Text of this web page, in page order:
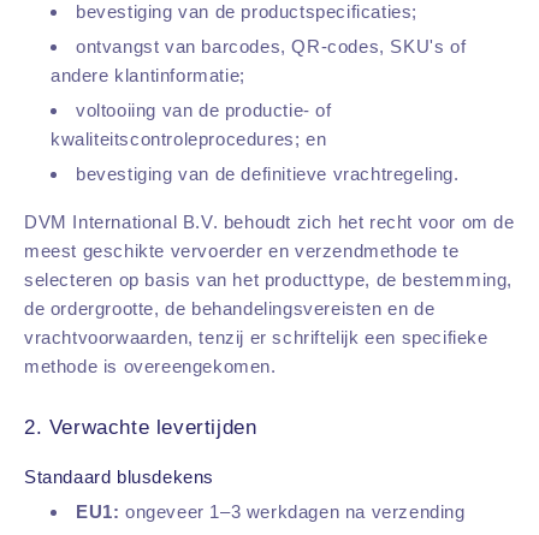
bevestiging van de productspecificaties;
ontvangst van barcodes, QR-codes, SKU's of
andere klantinformatie;
voltooiing van de productie- of
kwaliteitscontroleprocedures; en
bevestiging van de definitieve vrachtregeling.
DVM International B.V. behoudt zich het recht voor om de
meest geschikte vervoerder en verzendmethode te
selecteren op basis van het producttype, de bestemming,
de ordergrootte, de behandelingsvereisten en de
vrachtvoorwaarden, tenzij er schriftelijk een specifieke
methode is overeengekomen.
2. Verwachte levertijden
Standaard blusdekens
EU1: ongeveer 1–3 werkdagen na verzending